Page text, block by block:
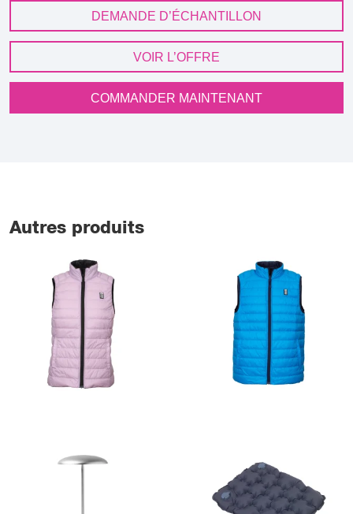
DEMANDE D’ÉCHANTILLON
VOIR L’OFFRE
COMMANDER MAINTENANT
Autres produits